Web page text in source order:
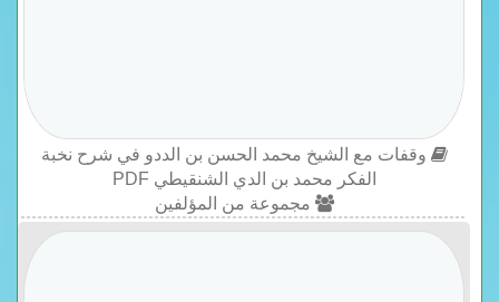
وقفات مع الشيخ محمد الحسن بن الددو في شرح نخبة
الفكر محمد بن الدي الشنقيطي PDF
مجموعة من المؤلفين